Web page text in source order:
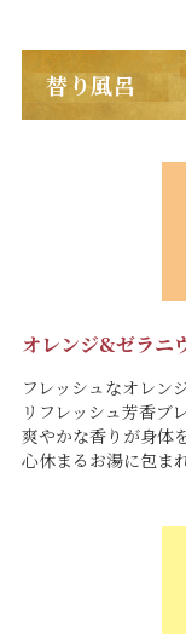
替り風呂
オレンジ&ゼラニ
フレッシュなオレン
リフレッシュ芳香ブレ
爽やかな香りが身体
心休まるお湯に包ま